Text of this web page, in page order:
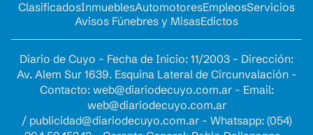
ClasificadosInmueblesAutomotoresEmpleosServicios
Avisos Fúnebres y MisasEdictos
Diario de Cuyo - Fecha de Inicio: 11/2003 - Dirección:
Av. Alem Sur 1639. Esquina Lateral de Circunvalación -
Contacto: web@diariodecuyo.com.ar- Email:
web@diariodecuyo.com.ar
/ publicidad@diariodecuyo.com.ar- Whatsapp: (054)